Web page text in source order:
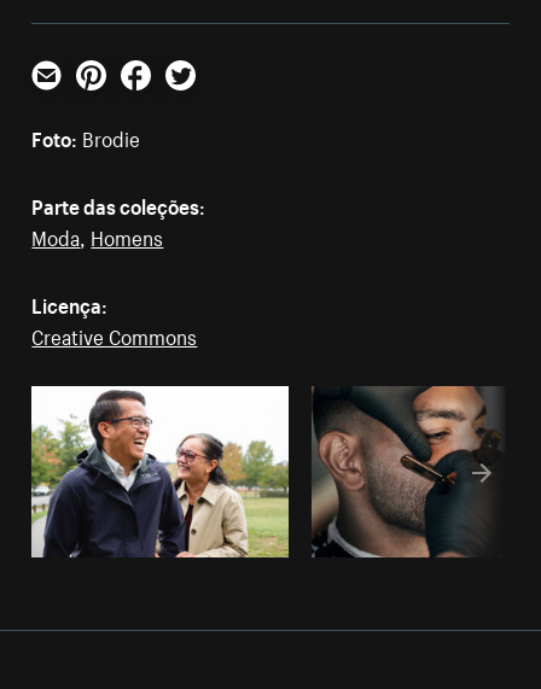
E-mailPinterestFacebookTwitter
Foto: Brodie
Parte das coleções:
Moda, Homens
Licença:
Creative Commons